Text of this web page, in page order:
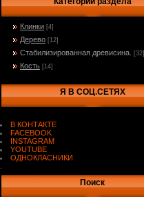
Клинки [4]
Дерево [12]
Стабилизированная древисина. [32]
Кость [14]
Я В СОЦ.СЕТЯХ
В КОНТАКТЕ
FACEBOOK
INSTAGRAM
YOUTUBE
ОДНОКЛАСНИКИ
Поиск